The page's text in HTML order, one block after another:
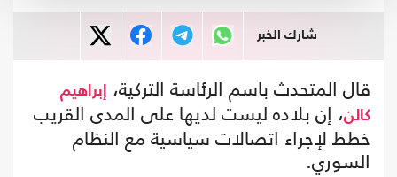
شارك الخبر
قال المتحدث باسم الرئاسة التركية،
إبراهيم
كالن، إن بلاده ليست لديها على المدى القريب
خطط لإجراء اتصالات سياسية مع النظام
السوري.